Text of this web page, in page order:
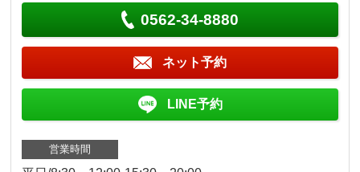
0562-34-8880
ネット予約
LINE予約
営業時間